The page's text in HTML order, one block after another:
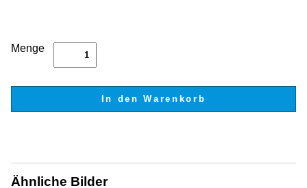
Menge
Ähnliche Bilder